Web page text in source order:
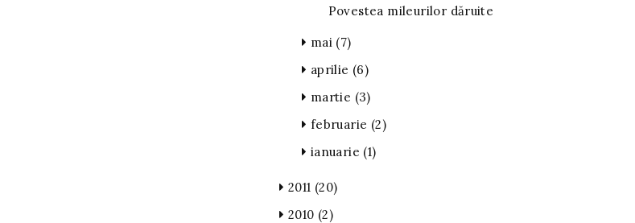
Povestea mileurilor dăruite
mai (7)
aprilie (6)
martie (3)
februarie (2)
ianuarie (1)
2011 (20)
2010 (2)